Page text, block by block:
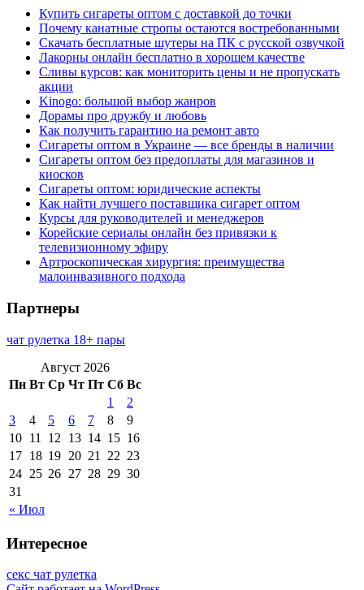
Купить сигареты оптом с доставкой до точки
Почему канатные стропы остаются востребованными
Скачать бесплатные шутеры на ПК с русской озвучкой
Лакорны онлайн бесплатно в хорошем качестве
Сливы курсов: как мониторить цены и не пропускать
акции
Kinogo: большой выбор жанров
Дорамы про дружбу и любовь
Как получить гарантию на ремонт авто
Сигареты оптом в Украине — все бренды в наличии
Сигареты оптом без предоплаты для магазинов и
киосков
Сигареты оптом: юридические аспекты
Как найти лучшего поставщика сигарет оптом
Курсы для руководителей и менеджеров
Корейские сериалы онлайн без привязки к
телевизионному эфиру
Артроскопическая хирургия: преимущества
малоинвазивного подхода
Партнеры
чат рулетка 18+ пары
Август 2026
Пн Вт Ср Чт Пт Сб Вс
« Июл
1
2
3
4 5 6 7 8
9
10 11 12 13 14 15 16
17 18 19 20 21 22 23
24 25 26 27 28 29 30
31
Интересное
секс чат рулетка